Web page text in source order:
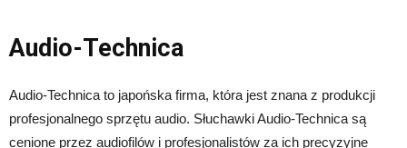
Audio-Technica
Audio-Technica to japońska firma, która jest znana z produkcji
profesjonalnego sprzętu audio. Słuchawki Audio-Technica są
cenione przez audiofilów i profesjonalistów za ich precyzyjne